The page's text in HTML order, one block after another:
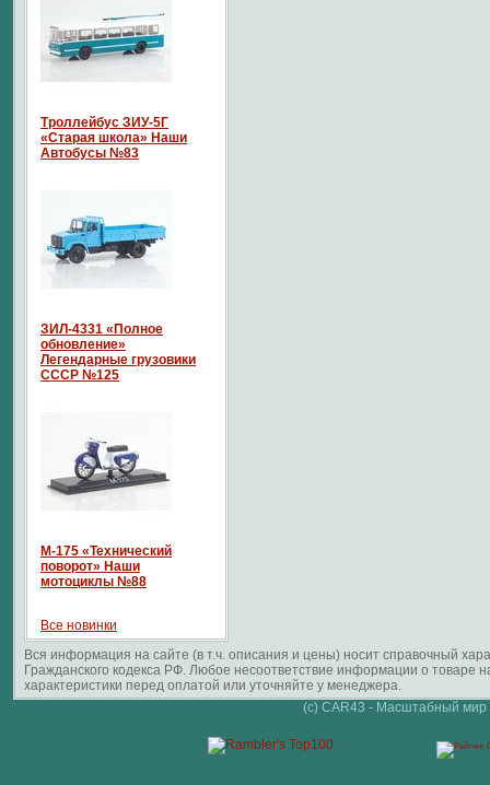
Троллейбус ЗИУ-5Г
«Старая школа» Наши
Автобусы №83
ЗИЛ-4331 «Полное
обновление»
Легендарные грузовики
СССР №125
М-175 «Технический
поворот» Наши
мотоциклы №88
Все новинки
Вся информация на сайте (в т.ч. описания и цены) носит справочный
Гражданского кодекса РФ. Любое несоответствие информации о
характеристики перед оплатой или уточняйте у менеджера.
(c) CAR43 - Масштабный мир